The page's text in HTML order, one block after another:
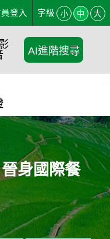
際餐飲
登入 字級 小 中 大
AI進階搜尋
身國際餐